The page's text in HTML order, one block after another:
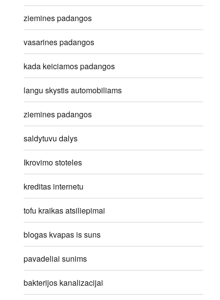
ziemines padangos
vasarines padangos
kada keiciamos padangos
langu skystis automobiliams
ziemines padangos
saldytuvu dalys
Ikrovimo stoteles
kreditas internetu
tofu kraikas atsiliepimai
blogas kvapas is suns
pavadeliai sunims
bakterijos kanalizacijai